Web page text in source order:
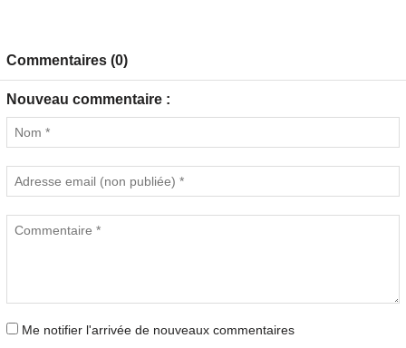
Commentaires (0)
Nouveau commentaire :
Me notifier l'arrivée de nouveaux commentaires